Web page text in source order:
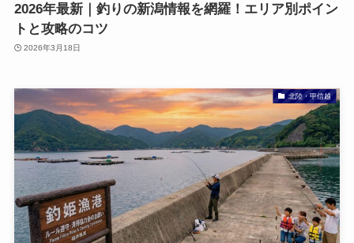
2026年最新｜釣りの新潟情報を網羅！エリア別ポイン
トと攻略のコツ
2026年3月18日
北陸・甲信越